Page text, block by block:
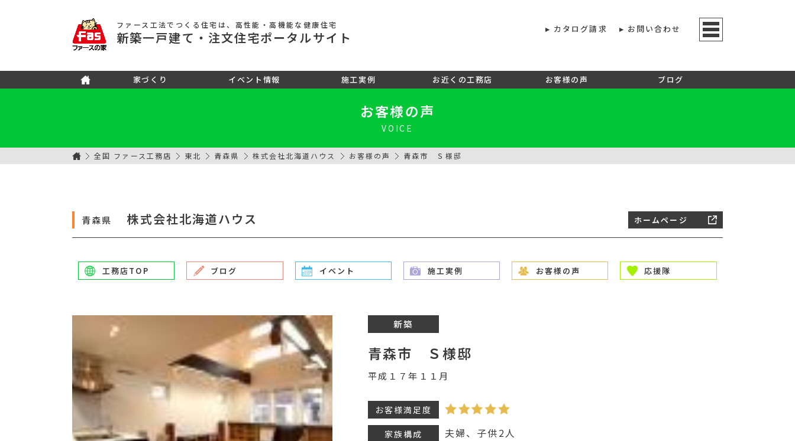
ファース工法でつくる住宅 は、高性能・高機能な健康住宅
新築一戸建て ・注文住宅ポータルサイト
カタログ請求 お問い合わせ
家づくり イベント情報 施工実例 お近くの工務店 お客様の声 ブログ
お客様の声
VOICE
全国 ファース工務店 東北 青森県 株式会社北海道ハウス お客様の声 青森市 Ｓ様邸
青森県 株式会社北海道ハウス ホームページ
工務店TOP ブログ イベント 施工実例 お客様の声 応援隊
新築
青森市 Ｓ様邸
平成１７年１１月
お客様満足度
家族構成 夫婦、子供2人